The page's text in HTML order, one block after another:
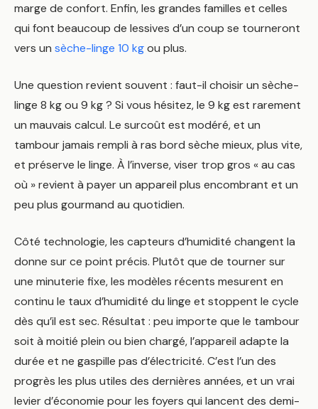
marge de confort. Enfin, les grandes familles et celles
qui font beaucoup de lessives d’un coup se tourneront
vers un sèche-linge 10 kgou plus.
Une question revient souvent : faut-il choisir un sèche-
linge 8 kg ou 9 kg ? Si vous hésitez, le 9 kg est rarement
un mauvais calcul. Le surcoût est modéré, et un
tambour jamais rempli à ras bord sèche mieux, plus vite,
et préserve le linge. À l’inverse, viser trop gros « au cas
où » revient à payer un appareil plus encombrant et un
peu plus gourmand au quotidien.
Côté technologie, les capteurs d’humidité changent la
donne sur ce point précis. Plutôt que de tourner sur
une minuterie fixe, les modèles récents mesurent en
continu le taux d’humidité du linge et stoppent le cycle
dès qu’il est sec. Résultat : peu importe que le tambour
soit à moitié plein ou bien chargé, l’appareil adapte la
durée et ne gaspille pas d’électricité. C’est l’un des
progrès les plus utiles des dernières années, et un vrai
levier d’économie pour les foyers qui lancent des demi-